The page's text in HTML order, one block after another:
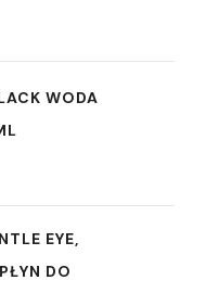
WODA
EYE,
DO